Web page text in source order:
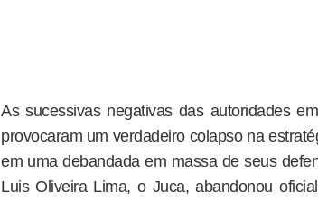
As sucessivas negativas das autoridades
provocaram um verdadeiro colapso na
em uma debandada em massa de seus
Luis Oliveira Lima, o Juca, abandonou